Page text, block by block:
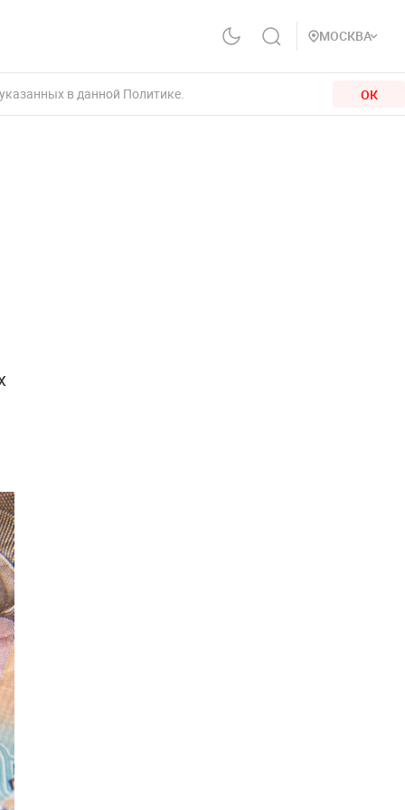
МОСКВА
в данной Политике. ОК